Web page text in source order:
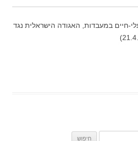
חיים במעבדות, האגודה הישראלית נגד